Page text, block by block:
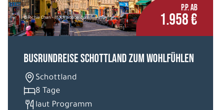
© Richie Chan - stock.adobe.com
P.P. AB
1.958 €
Busrundreise Schottland zum Wohlfühlen
Schottland
8 Tage
laut Programm